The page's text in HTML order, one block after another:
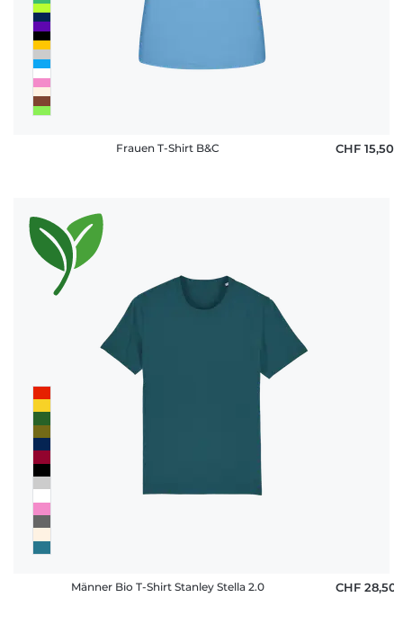
Frauen T-Shirt B&C CHF 15,50
Männer Bio T-Shirt Stanley Stella 2.0 CHF 28,50